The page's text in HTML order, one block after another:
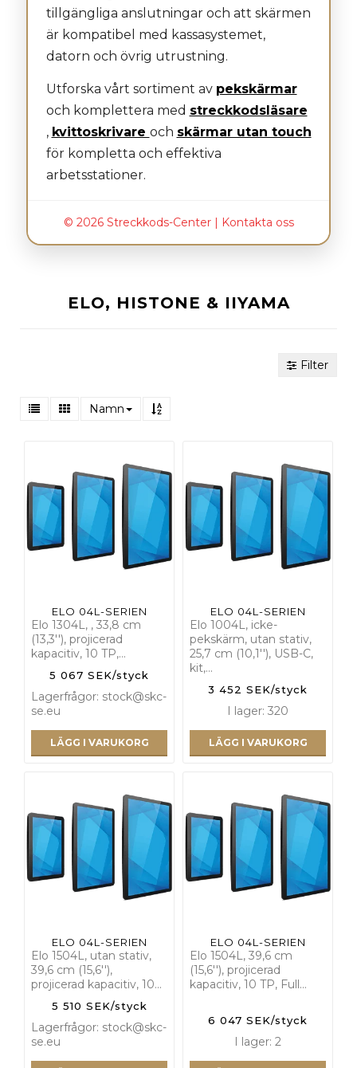
tillgängliga anslutningar och att skärmen
är kompatibel med kassasystemet,
datorn och övrig utrustning.
Utforska vårt sortiment av pekskärmar
och komplettera med streckkodsläsare
, kvittoskrivare och skärmar utan touch
för kompletta och effektiva
arbetsstationer.
© 2026 Streckkods-Center | Kontakta oss
ELO, HISTONE & IIYAMA
Filter
Namn
ELO 04L-SERIEN
Elo 1304L, , 33,8 cm
(13,3''), projicerad
kapacitiv, 10 TP,…
5 067 SEK/styck
Lagerfrågor: stock@skc-
se.eu
LÄGG I VARUKORG
ELO 04L-SERIEN
Elo 1004L, icke-
pekskärm, utan stativ,
25,7 cm (10,1''), USB-C,
kit,…
3 452 SEK/styck
I lager: 320
LÄGG I VARUKORG
ELO 04L-SERIEN
Elo 1504L, utan stativ,
39,6 cm (15,6''),
projicerad kapacitiv, 10…
5 510 SEK/styck
Lagerfrågor: stock@skc-
se.eu
ELO 04L-SERIEN
Elo 1504L, 39,6 cm
(15,6''), projicerad
kapacitiv, 10 TP, Full…
6 047 SEK/styck
I lager: 2